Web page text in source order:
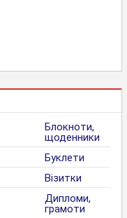
Блокноти,
щоденники
Буклети
Візитки
Дипломи,
грамоти